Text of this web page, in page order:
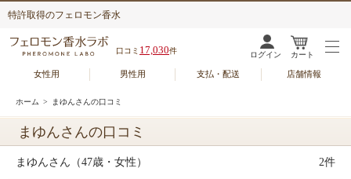
特許取得のフェロモン香水
口コミ 17,030件 ログイン カート
女性用 男性用 支払・配送 店舗情報
ホーム > まゆんさんの口コミ
まゆんさんの口コミ
まゆんさん（47歳・女性） 2件